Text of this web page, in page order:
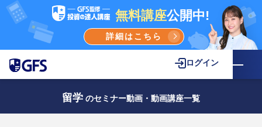
無料講座公開中!
詳細はこちら
ログイン
留学 のセミナー動画・動画講座一覧